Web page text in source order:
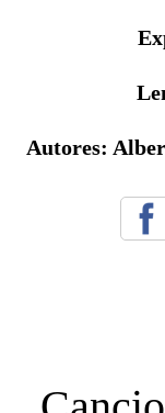
Autores: